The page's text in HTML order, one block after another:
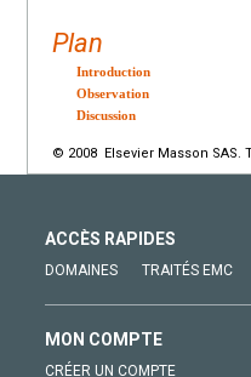
Plan
Introduction
Observation
Discussion
© 2008 Elsevier Masson SAS.
ACCÈS RAPIDES
DOMAINES TRAITÉS EMC
MON COMPTE
CRÉER UN COMPTE